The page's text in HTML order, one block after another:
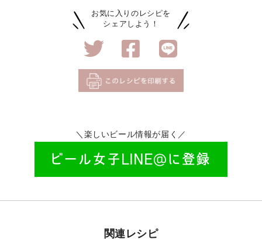
お気に入りのレシピを
シェアしよう！
＼楽しいビール情報が届く／
関連レシピ